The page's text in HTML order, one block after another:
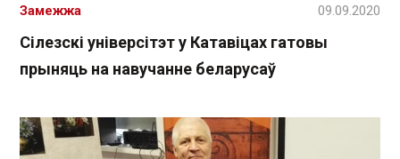
Сілезскі універсітэт у Катавіцах гатовы
прыняць на навучанне беларусаў
Замежжа 09.09.2020